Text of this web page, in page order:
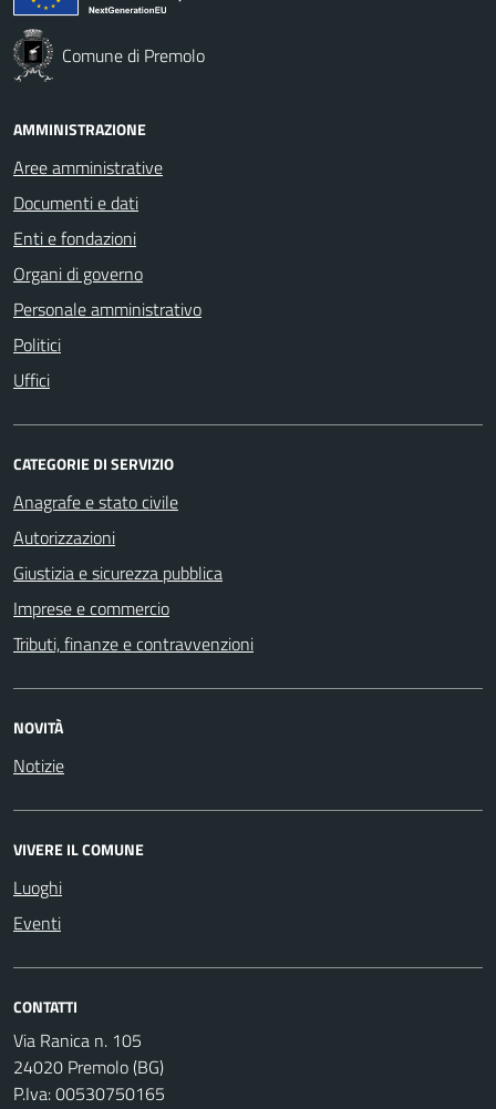
Comune di Premolo
AMMINISTRAZIONE
Aree amministrative
Documenti e dati
Enti e fondazioni
Organi di governo
Personale amministrativo
Politici
Uffici
CATEGORIE DI SERVIZIO
Anagrafe e stato civile
Autorizzazioni
Giustizia e sicurezza pubblica
Imprese e commercio
Tributi, finanze e contravvenzioni
NOVITÀ
Notizie
VIVERE IL COMUNE
Luoghi
Eventi
CONTATTI
Via Ranica n. 105
24020 Premolo (BG)
P.Iva: 00530750165